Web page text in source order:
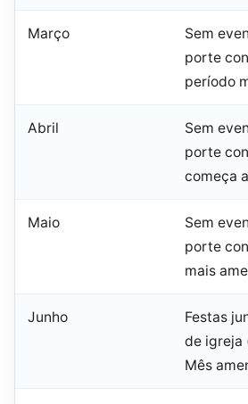
Março
Sem
porte
período
Abril
Sem
porte
começa
Maio
Sem
porte
mais
Junho
Festas
de igreja
Mês